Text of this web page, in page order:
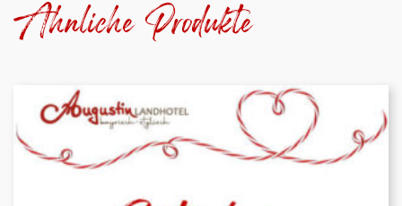
Ähnliche Produkte